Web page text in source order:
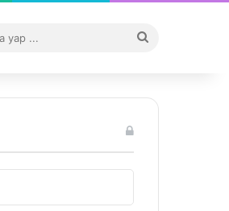
...